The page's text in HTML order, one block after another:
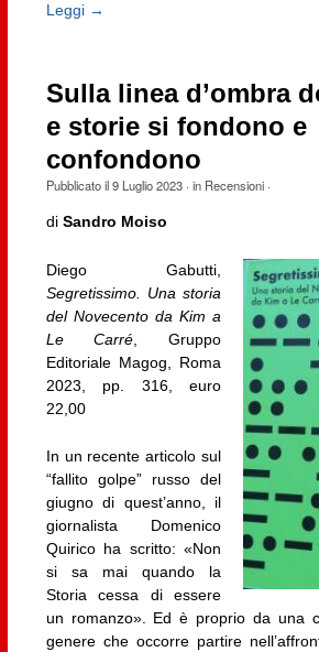
Leggi →
Sulla linea d’ombra
e storie si fondono e
confondono
Pubblicato il9 Luglio 2023· in Recensioni·
di Sandro Moiso
Diego Gabutti,
Segretissimo. Una storia
del Novecento da Kim a
Le Carré , Gruppo
Editoriale Magog, Roma
2023, pp. 316, euro
22,00
In un recente articolo sul
“fallito golpe” russo del
giugno di quest’anno, il
giornalista Domenico
Quirico ha scritto: «Non
si sa mai quando la
Storia cessa di essere
un romanzo». Ed è proprio da una
genere che occorre partire